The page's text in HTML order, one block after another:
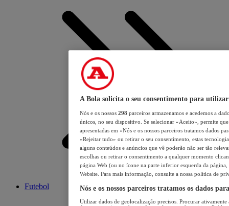
Futebol
A Bola solicita o seu consentimento para utilizar
Nós e os nossos 298 parceiros armazenamos e acedemos a
únicos, no seu dispositivo. Se selecionar «Aceito», permite
apresentadas em «Nós e os nossos parceiros tratamos dados
«Rejeitar tudo» ou retirar o seu consentimento, estas
alguns conteúdos e anúncios que vê poderão não ser tão
escolhas ou retirar o consentimento a qualquer momento
página Web (ou no ícone na parte inferior esquerda da página,
Website. Para mais informação, consulte a nossa política de
Nós e os nossos parceiros tratamos os dados
Utilizar dados de geolocalização precisos. Procurar